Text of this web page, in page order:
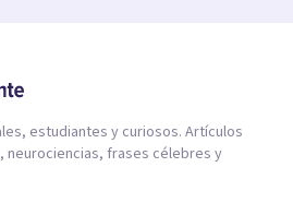
estudiantes y curiosos. Artículos
neurociencias, frases célebres y